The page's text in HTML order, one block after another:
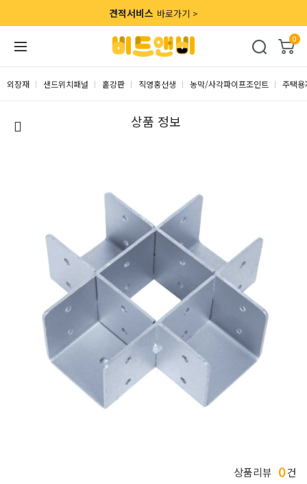
견적서비스 바로가기 >
0
외장재 샌드위치패널 홑강판 직영홍선생 농막/사각파이프조인트 주택용
상품 정보
상품리뷰 0건